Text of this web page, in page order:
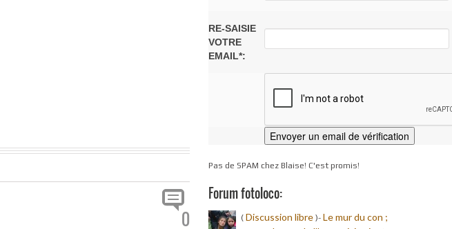
0
RE-SAISIE
VOTRE
EMAIL*:
Pas de SPAM chez Blaise! C'est promis!
Forum fotoloco:
( Discussion libre)- Le mur du con ;